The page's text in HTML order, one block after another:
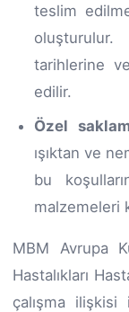
teslim
tarihlerine
edilir.
Özel
ışıktan ve
bu
malzemeleri
MBM Avrupa
Hastalıkları
çalışma ilişkisi